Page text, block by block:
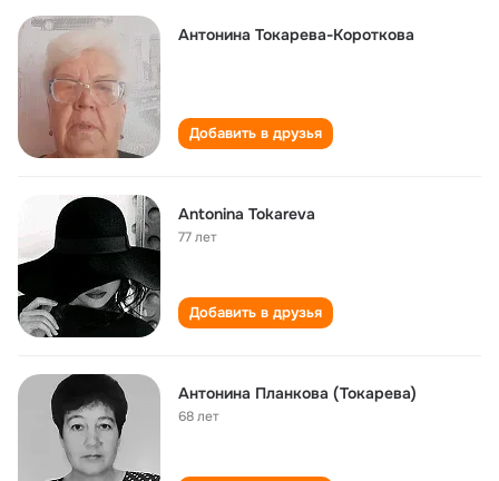
Антонина Токарева-Короткова
Добавить в друзья
Antonina Tokareva
77 лет
Добавить в друзья
Антонина Планкова (Токарева)
68 лет